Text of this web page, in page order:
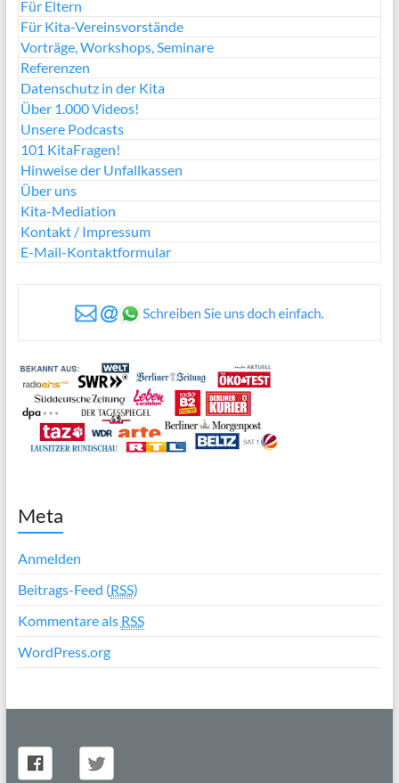
Für Eltern
Für Kita-Vereinsvorstände
Vorträge, Workshops, Seminare
Referenzen
Datenschutz in der Kita
Über 1.000 Videos!
Unsere Podcasts
101 KitaFragen!
Hinweise der Unfallkassen
Über uns
Kita-Mediation
Kontakt / Impressum
E-Mail-Kontaktformular
Meta
Anmelden
Beitrags-Feed (RSS)
Kommentare als RSS
WordPress.org